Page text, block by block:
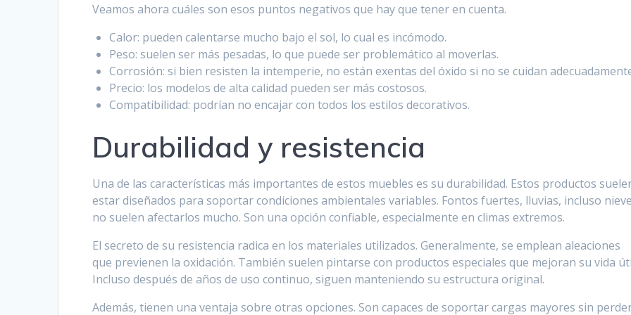
Veamos ahora cuáles son esos puntos negativos que hay que tener en cuenta.
Calor: pueden calentarse mucho bajo el sol, lo cual es incómodo.
Peso: suelen ser más pesadas, lo que puede ser problemático al moverlas.
Corrosión: si bien resisten la intemperie, no están exentas del óxido si no se cuidan
Precio: los modelos de alta calidad pueden ser más costosos.
Compatibilidad: podrían no encajar con todos los estilos decorativos.
Durabilidad y resistencia
Una de las características más importantes de estos muebles es su durabilidad. Estos productos
estar diseñados para soportar condiciones ambientales variables. Fontos fuertes, lluvias, incluso
no suelen afectarlos mucho. Son una opción confiable, especialmente en climas extremos.
El secreto de su resistencia radica en los materiales utilizados. Generalmente, se emplean aleaciones
que previenen la oxidación. También suelen pintarse con productos especiales que mejoran su vida
Incluso después de años de uso continuo, siguen manteniendo su estructura original.
Además, tienen una ventaja sobre otras opciones. Son capaces de soportar cargas mayores sin